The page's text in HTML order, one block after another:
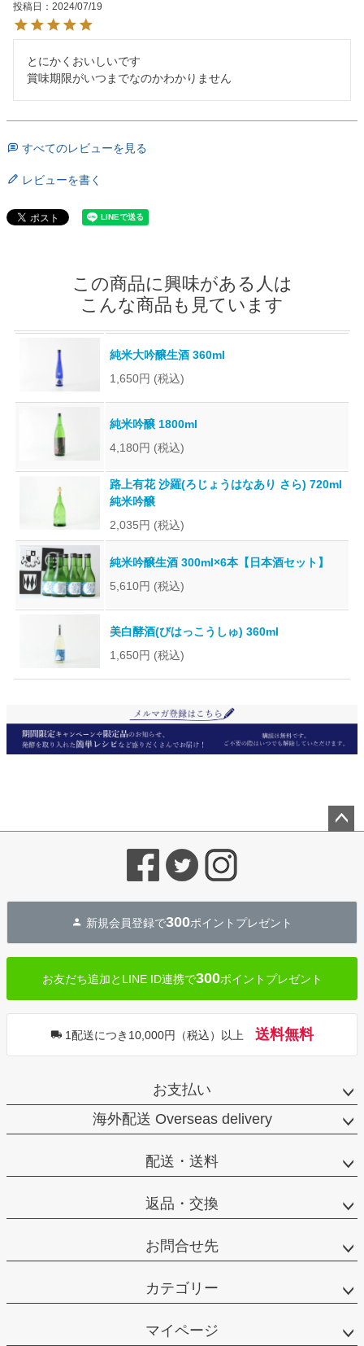
投稿日
2024/07/19
とにかくおいしいです
賞味期限がいつまでなのかわかりません
すべてのレビューを見る
レビューを書く
この商品に興味がある人は
こんな商品も見ています
純米大吟醸生酒 360ml
1,650円 (税込)
純米吟醸 1800ml
4,180円 (税込)
路上有花 沙羅(ろじょうはなあり さら) 720ml
純米吟醸
2,035円 (税込)
純米吟醸生酒 300ml×6本【日本酒セット】
5,610円 (税込)
美白酵酒(びはっこうしゅ) 360ml
1,650円 (税込)
新規会員登録で300ポイントプレゼント
お友だち追加とLINE ID連携で300ポイントプレゼント
1配送につき10,000円（税込）以上 送料無料
お支払い
海外配送 Overseas delivery
配送・送料
返品・交換
お問合せ先
カテゴリー
マイページ